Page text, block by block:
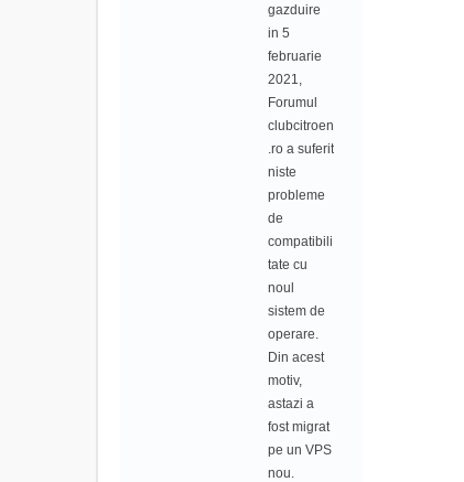
gazduire
in 5
februarie
2021,
Forumul
clubcitroen
.ro a suferit
niste
probleme
de
compatibili
tate cu
noul
sistem de
operare.
Din acest
motiv,
astazi a
fost migrat
pe un VPS
nou.